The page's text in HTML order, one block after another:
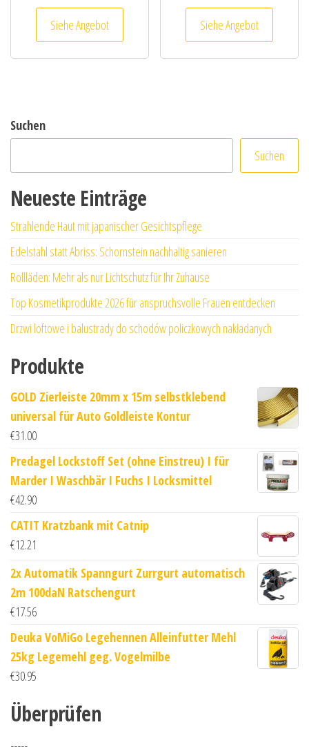
Siehe Angebot Siehe Angebot
Suchen
Suchen
Neueste Einträge
Strahlende Haut mit japanischer Gesichtspflege
Edelstahl statt Abriss: Schornstein nachhaltig sanieren
Rollläden: Mehr als nur Lichtschutz für Ihr Zuhause
Top Kosmetikprodukte 2026 für anspruchsvolle Frauen entdecken
Drzwi loftowe i balustrady do schodów policzkowych nakładanych
Produkte
GOLD Zierleiste 20mm x 15m selbstklebend
universal für Auto Goldleiste Kontur
€31.00
Predagel Lockstoff Set (ohne Einstreu) I für
Marder I Waschbär I Fuchs I Locksmittel
€42.90
CATIT Kratzbank mit Catnip
€12.21
2x Automatik Spanngurt Zurrgurt automatisch
2m 100daN Ratschengurt
€17.56
Deuka VoMiGo Legehennen Alleinfutter Mehl
25kg Legemehl geg. Vogelmilbe
€30.95
Überprüfen